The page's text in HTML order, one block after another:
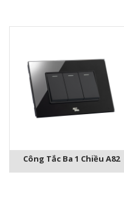
Công Tắc Ba 1 Chiều A82